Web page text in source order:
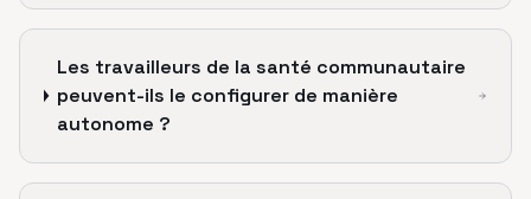
Les travailleurs de la santé communautaire
peuvent-ils le configurer de manière
autonome ?